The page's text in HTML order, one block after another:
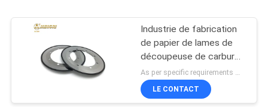
Industrie de fabrication
de papier de lames de
découpeuse de carbure
de tungstène coupe de
papier ondulée
As per specific requirements MOQ:2pcs
LE CONTACT